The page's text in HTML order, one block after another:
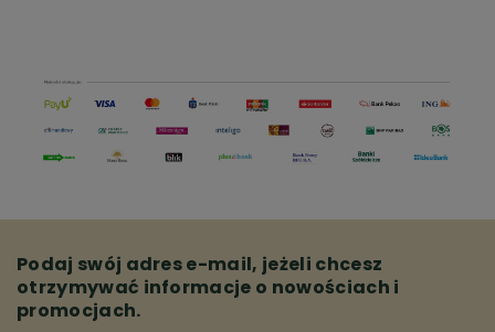
Podaj swój adres e-mail, jeżeli chcesz
otrzymywać informacje o nowościach i
promocjach.